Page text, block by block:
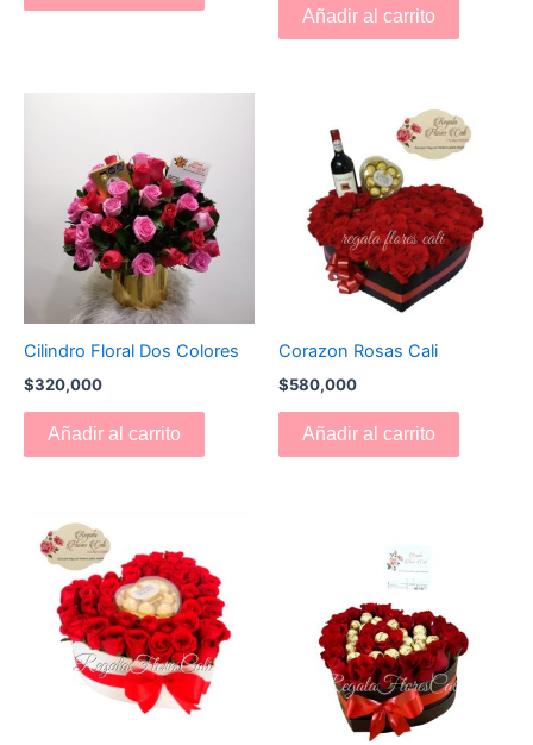
Añadir al carrito
Cilindro Floral Dos Colores
$320,000
Añadir al carrito
Corazon Rosas Cali
$580,000
Añadir al carrito